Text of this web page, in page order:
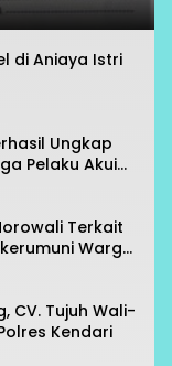
di Aniaya Istri
Ungkap
Pelaku Akui
Terkait
Warga
CV. Tujuh Wali-
Kendari